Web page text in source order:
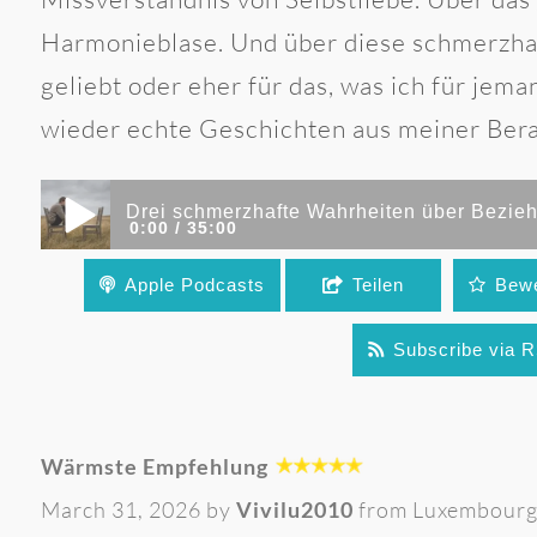
Harmonieblase. Und über diese
geliebt oder eher für das, was ich für
wieder echte Geschichten aus meiner
0:00 35:00
Drei schmerzhafte Wahrheiten über Beziehung,
Apple Podcasts Teilen
Subscribe via
Wärmste Empfehlung
March 31, 2026 by Vivilu2010 from Luxembourg